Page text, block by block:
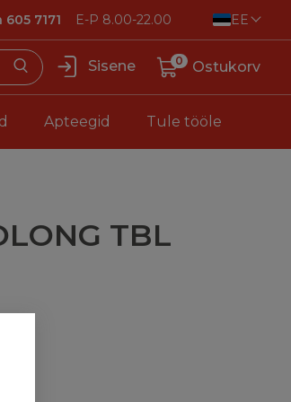
7171 E-P 8.00-22.00 EE
Sisene 0 Ostukorv
Apteegid Tule tööle
TBL